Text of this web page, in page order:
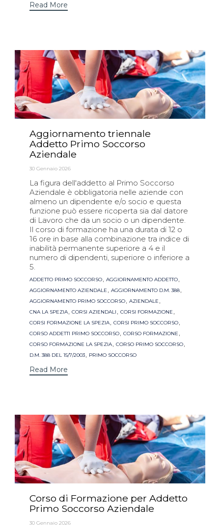
Read More
Aggiornamento triennale
Addetto Primo Soccorso
Aziendale
30 Gennaio 2026
La figura dell'addetto al Primo Soccorso
Aziendale è obbligatoria nelle aziende con
almeno un dipendente e/o socio e questa
funzione può essere ricoperta sia dal datore
di Lavoro che da un socio o un dipendente.
Il corso di formazione ha una durata di 12 o
16 ore in base alla combinazione tra indice di
inabilità permanente superiore a 4 e il
numero di dipendenti, superiore o inferiore a
5.
Tags
ADDETTO PRIMO SOCCORSO, AGGIORNAMENTO ADDETTO,
AGGIORNAMENTO AZIENDALE , AGGIORNAMENTO D.M. 388,
AGGIORNAMENTO PRIMO SOCCORSO, AZIENDALE ,
CNA LA SPEZIA, CORSI AZIENDALI , CORSI FORMAZIONE ,
CORSI FORMAZIONE LA SPEZIA, CORSI PRIMO SOCCORSO,
CORSO ADDETTI PRIMO SOCCORSO, CORSO FORMAZIONE ,
CORSO FORMAZIONE LA SPEZIA, CORSO PRIMO SOCCORSO,
D.M. 388 DEL 15/7/2003, PRIMO SOCCORSO
Read More
Corso di Formazione per Addetto
Primo Soccorso Aziendale
30 Gennaio 2026